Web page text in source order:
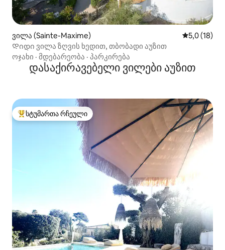
ვილა (Sainte-Maxime) საშუალო
5,0 (18)
Დიდი ვილა ზღვის ხედით, თბობადი აუზით
ოჯახი · მდებარეობა · პარკირება
დასაქირავებელი ვილები აუზით
სტუმართა რჩეული მოწინავე ვარიანტი
სტუმართა რჩეული